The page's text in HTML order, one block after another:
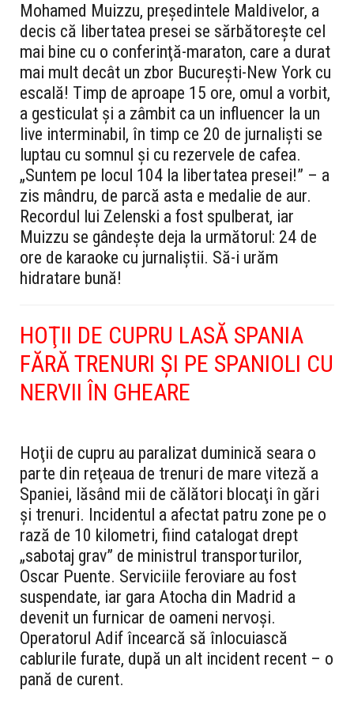
Mohamed Muizzu, preşedintele Maldivelor, a
decis că libertatea presei se sărbătoreşte cel
mai bine cu o conferinţă-maraton, care a durat
mai mult decât un zbor București-New York cu
escală! Timp de aproape 15 ore, omul a vorbit,
a gesticulat şi a zâmbit ca un influencer la un
live interminabil, în timp ce 20 de jurnalişti se
luptau cu somnul şi cu rezervele de cafea.
„Suntem pe locul 104 la libertatea presei!” – a
zis mândru, de parcă asta e medalie de aur.
Recordul lui Zelenski a fost spulberat, iar
Muizzu se gândeşte deja la următorul: 24 de
ore de karaoke cu jurnaliştii. Să-i urăm
hidratare bună!
HOŢII DE CUPRU LASĂ SPANIA
FĂRĂ TRENURI ŞI PE SPANIOLI CU
NERVII ÎN GHEARE
Hoţii de cupru au paralizat duminică seara o
parte din reţeaua de trenuri de mare viteză a
Spaniei, lăsând mii de călători blocaţi în gări
şi trenuri. Incidentul a afectat patru zone pe o
rază de 10 kilometri, fiind catalogat drept
„sabotaj grav” de ministrul transporturilor,
Oscar Puente. Serviciile feroviare au fost
suspendate, iar gara Atocha din Madrid a
devenit un furnicar de oameni nervoşi.
Operatorul Adif încearcă să înlocuiască
cablurile furate, după un alt incident recent – o
pană de curent.